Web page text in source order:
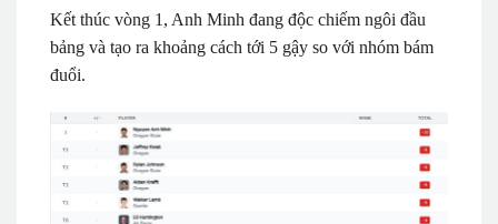
Kết thúc vòng 1, Anh Minh đang độc chiếm ngôi đầu
bảng và tạo ra khoảng cách tới 5 gậy so với nhóm bám
đuổi.